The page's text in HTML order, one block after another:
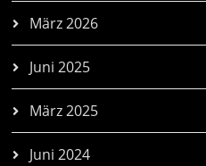
März 2026
Juni 2025
März 2025
Juni 2024